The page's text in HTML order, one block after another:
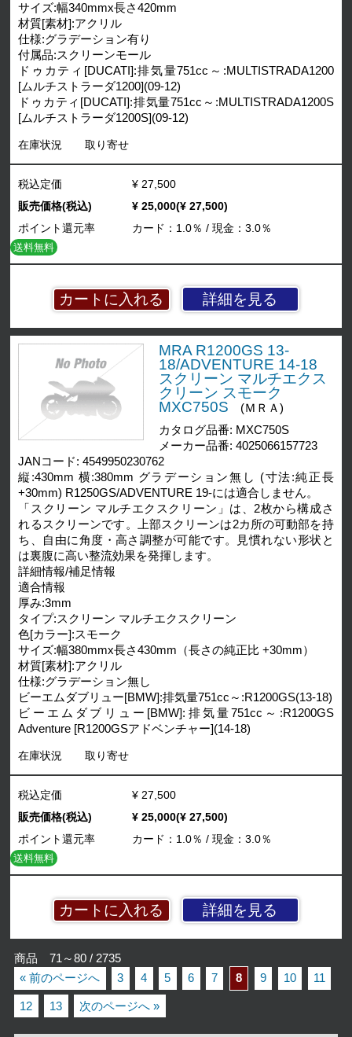
サイズ:幅340mmx長さ420mm
材質[素材]:アクリル
仕様:グラデーション有り
付属品:スクリーンモール
ドゥカティ[DUCATI]:排気量751cc～:MULTISTRADA1200
[ムルチストラーダ1200](09-12)
ドゥカティ[DUCATI]:排気量751cc～:MULTISTRADA1200S
[ムルチストラーダ1200S](09-12)
在庫状況 取り寄せ
詳細を見る
税込定価
¥ 27,500
販売価格(税込)
¥ 25,000(¥ 27,500)
ポイント還元率
カード：1.0％ / 現金：3.0％
送料無料
MRA R1200GS 13-
18/ADVENTURE 14-18
スクリーン マルチエクス
クリーン スモーク
MXC750S
(ＭＲＡ)
カタログ品番: MXC750S
メーカー品番: 4025066157723
JANコード: 4549950230762
縦:430mm 横:380mm グラデーション無し (寸法:純正長
+30mm) R1250GS/ADVENTURE 19-には適合しません。
「スクリーン マルチエクスクリーン」は、2枚から構成さ
れるスクリーンです。上部スクリーンは2カ所の可動部を持
ち、自由に角度・高さ調整が可能です。見慣れない形状と
は裏腹に高い整流効果を発揮します。
詳細情報/補足情報
適合情報
厚み:3mm
タイプ:スクリーン マルチエクスクリーン
色[カラー]:スモーク
サイズ:幅380mmx長さ430mm（長さの純正比 +30mm）
材質[素材]:アクリル
仕様:グラデーション無し
ビーエムダブリュー[BMW]:排気量751cc～:R1200GS(13-18)
ビーエムダブリュー[BMW]:排気量751cc～:R1200GS
Adventure [R1200GSアドベンチャー](14-18)
在庫状況 取り寄せ
詳細を見る
税込定価
¥ 27,500
販売価格(税込)
¥ 25,000(¥ 27,500)
ポイント還元率
カード：1.0％ / 現金：3.0％
送料無料
商品 71～80 / 2735
« 前のページへ
3 4 5 6 7 8 9 10 11
12 13 次のページへ »